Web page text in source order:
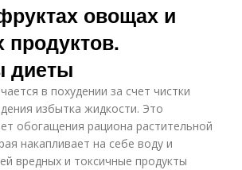
овощах и
диеты
в похудении за счет чистки
избытка жидкости. Это
обогащения рациона растительной
накапливает на себе воду и
вредных и токсичные продукты